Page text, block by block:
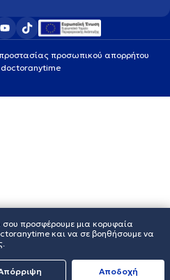
προστασίας προσωπικού απορρήτου
σου προσφέρουμε μια κορυφαία
και να σε βοηθήσουμε να
Aποδοχή